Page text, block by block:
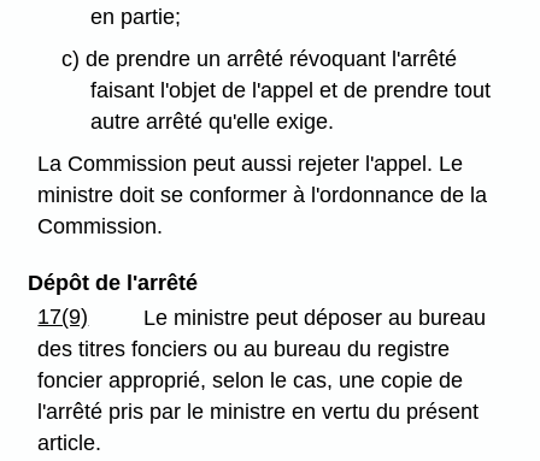
en partie;
c) de prendre un arrêté révoquant l'arrêté
faisant l'objet de l'appel et de prendre tout
autre arrêté qu'elle exige.
La Commission peut aussi rejeter l'appel. Le
ministre doit se conformer à l'ordonnance de la
Commission.
Dépôt de l'arrêté
17(9)
Le ministre peut déposer au bureau
des titres fonciers ou au bureau du registre
foncier approprié, selon le cas, une copie de
l'arrêté pris par le ministre en vertu du présent
article.